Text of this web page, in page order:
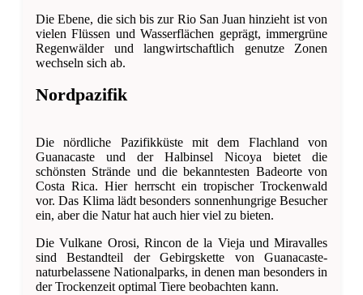
Die Ebene, die sich bis zur Rio San Juan hinzieht ist von
vielen Flüssen und Wasserflächen geprägt, immergrüne
Regenwälder und langwirtschaftlich genutze Zonen
wechseln sich ab.
Nordpazifik
Die nördliche Pazifikküste mit dem Flachland von
Guanacaste und der Halbinsel Nicoya bietet die
schönsten Strände und die bekanntesten Badeorte von
Costa Rica. Hier herrscht ein tropischer Trockenwald
vor. Das Klima lädt besonders sonnenhungrige Besucher
ein, aber die Natur hat auch hier viel zu bieten.
Die Vulkane Orosi, Rincon de la Vieja und Miravalles
sind Bestandteil der Gebirgskette von Guanacaste-
naturbelassene Nationalparks, in denen man besonders in
der Trockenzeit optimal Tiere beobachten kann.